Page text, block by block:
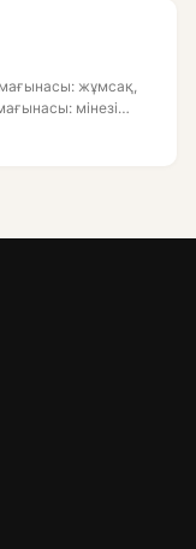
жұмсақ,
мінезі